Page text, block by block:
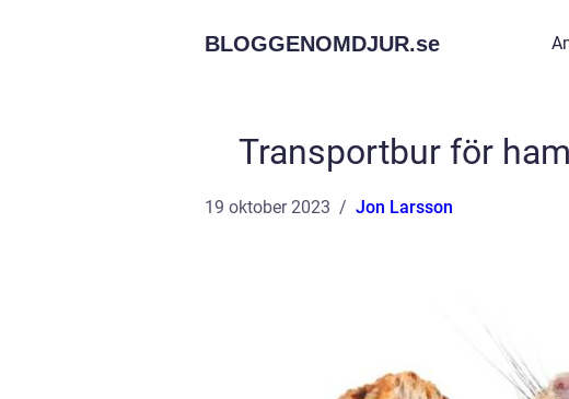
BLOGGENOMDJUR.se
Transportbur för
19 oktober 2023 Jon Larsson